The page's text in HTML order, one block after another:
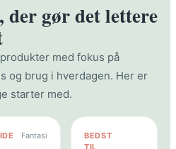
der gør det lettere
med fokus på
og brug i hverdagen. Her er
starter med.
Fantasi
BEDST
TIL